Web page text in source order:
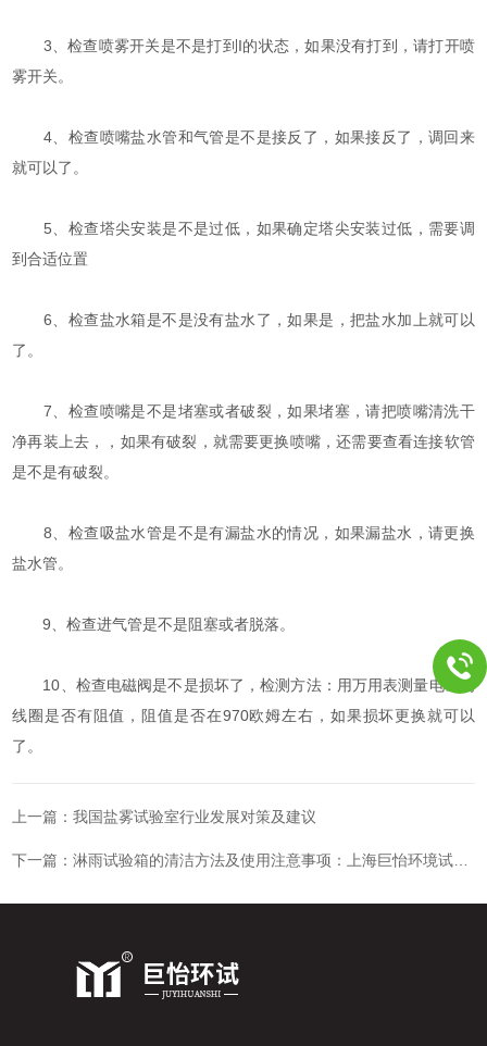
3、检查喷雾开关是不是打到I的状态，如果没有打到，请打开喷
雾开关。
4、检查喷嘴盐水管和气管是不是接反了，如果接反了，调回来
就可以了。
5、检查塔尖安装是不是过低，如果确定塔尖安装过低，需要调
到合适位置
6、检查盐水箱是不是没有盐水了，如果是，把盐水加上就可以
了。
7、检查喷嘴是不是堵塞或者破裂，如果堵塞，请把喷嘴清洗干
净再装上去，，如果有破裂，就需要更换喷嘴，还需要查看连接软管
是不是有破裂。
8、检查吸盐水管是不是有漏盐水的情况，如果漏盐水，请更换
盐水管。
9、检查进气管是不是阻塞或者脱落。
10、检查电磁阀是不是损坏了，检测方法：用万用表测量电磁阀
线圈是否有阻值，阻值是否在970欧姆左右，如果损坏更换就可以
了。
上一篇：我国盐雾试验室行业发展对策及建议
下一篇：淋雨试验箱的清洁方法及使用注意事项：上海巨怡环境试验设备有限公司